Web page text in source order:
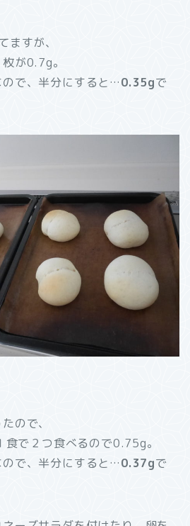
ますが、
が0.7g。
で、半分にすると…0.35gで
ので、
で２つ食べるので0.75g。
で、半分にすると…0.37gで